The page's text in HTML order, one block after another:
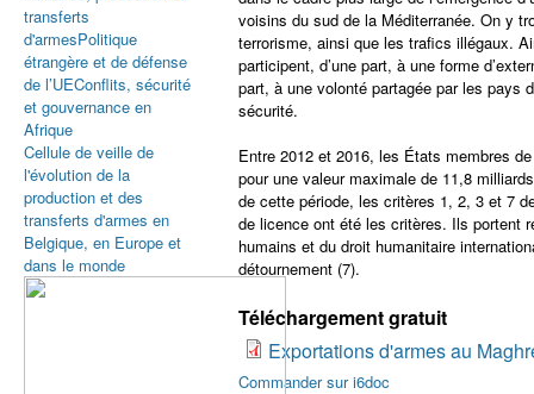
voisins du sud de la Méditerranée. On y
terrorisme, ainsi que les trafics illégaux.
participent, d’une part, à une forme
part, à une volonté partagée par les pays
sécurité.
Entre 2012 et 2016, les États membres
pour une valeur maximale de 11,8
de cette période, les critères 1, 2, 3 et 7
de licence ont été les critères. Ils portent
humains et du droit humanitaire
détournement (7).
Téléchargement gratuit
Exportations d'armes au
Commander sur i6doc
transferts
d'armesPolitique
étrangère et de défense
de l’UEConflits, sécurité
et gouvernance en
Afrique
Cellule de veille de
l'évolution de la
production et des
transferts d'armes en
Belgique, en Europe et
dans le monde